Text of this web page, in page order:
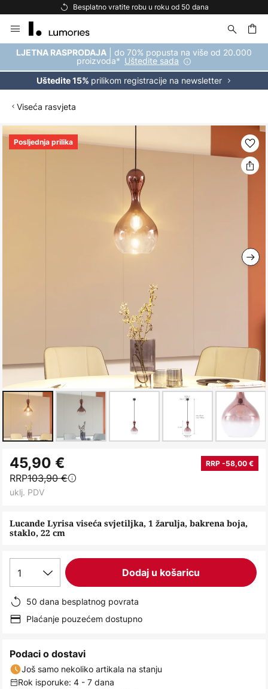
Besplatno vratite robu u roku od 50 dana
to
Content
LJETNA RASPRODAJA | do 70% popusta na više od 20.000
proizvoda* Uštedite sada
Uštedite 15% prilikom registracije na newsletter
Viseća rasvjeta
Posljednja prilika
Skip
to
to
the
beginning
the
images
gallery
Lucande Lyrisa viseća svjetiljka, 1 žarulja, bakrena boja,
staklo, 22 cm
45,90 € RRP -58,00 €
RRP103,90 €
uklj. PDV
1 Dodaj u košaricu
50 dana besplatnog povrata
Plaćanje pouzećem dostupno
Podaci o dostavi
Još samo nekoliko artikala na stanju
Rok isporuke: 4 - 7 dana